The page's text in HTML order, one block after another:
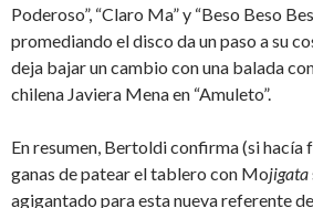
Poderoso”, “Claro Ma” y “Beso Beso
promediando el disco da un paso a su
deja bajar un cambio con una balada
chilena Javiera Mena en “Amuleto”.
En resumen, Bertoldi confirma (si hacía
ganas de patear el tablero con Mojigata
agigantado para esta nueva referente